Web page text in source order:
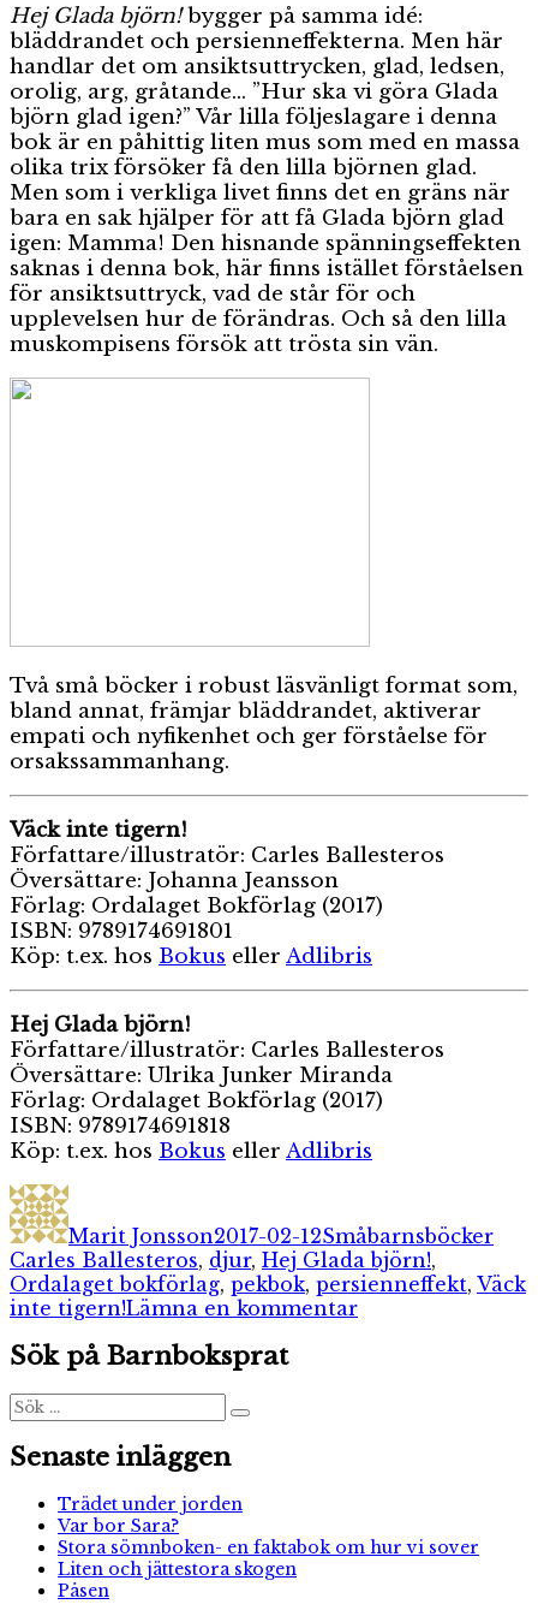
Hej Glada björn!bygger på samma idé:
bläddrandet och persienneffekterna. Men här
handlar det om ansiktsuttrycken, glad, ledsen,
orolig, arg, gråtande… ”Hur ska vi göra Glada
björn glad igen?” Vår lilla följeslagare i denna
bok är en påhittig liten mus som med en massa
olika trix försöker få den lilla björnen glad.
Men som i verkliga livet finns det en gräns när
bara en sak hjälper för att få Glada björn glad
igen: Mamma! Den hisnande spänningseffekten
saknas i denna bok, här finns istället förståelsen
för ansiktsuttryck, vad de står för och
upplevelsen hur de förändras. Och så den lilla
muskompisens försök att trösta sin vän.
Två små böcker i robust läsvänligt format som,
bland annat, främjar bläddrandet, aktiverar
empati och nyfikenhet och ger förståelse för
orsakssammanhang.
Väck inte tigern!
Författare/illustratör: Carles Ballesteros
Översättare: Johanna Jeansson
Förlag: Ordalaget Bokförlag (2017)
ISBN: 9789174691801
Köp: t.ex. hos Bokus eller Adlibris
Hej Glada björn!
Författare/illustratör: Carles Ballesteros
Översättare: Ulrika Junker Miranda
Förlag: Ordalaget Bokförlag (2017)
ISBN: 9789174691818
Köp: t.ex. hos Bokus eller Adlibris
Författare
Marit Jonsson2017-02-12Småbarnsböcker
Carles Ballesteros, djur, Hej Glada björn!,
Ordalaget bokförlag, pekbok, persienneffekt, Väck
inte tigern!Lämna en kommentartill
Sök på Barnboksprat
Sök
efter:
Sök
Senaste inläggen
Trädet under jorden
Var bor Sara?
Stora sömnboken- en faktabok om hur vi sover
Liten och jättestora skogen
Påsen